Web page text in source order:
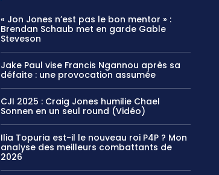
« Jon Jones n’est pas le bon mentor » :
Brendan Schaub met en garde Gable
Steveson
Jake Paul vise Francis Ngannou après sa
défaite : une provocation assumée
CJI 2025 : Craig Jones humilie Chael
Sonnen en un seul round (Vidéo)
Ilia Topuria est-il le nouveau roi P4P ? Mon
analyse des meilleurs combattants de
2026